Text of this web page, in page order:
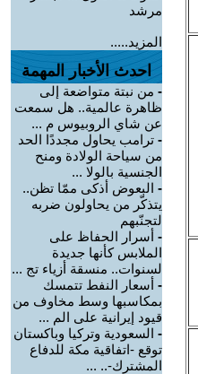
مرشد
المزيد.....
احدث الأخبار المهمة
- من نبتة متواضعة إلى
ظاهرة عالمية.. هل سمعت
عن شاي الروبيوس م ...
- ترامب يحاول مجددًا الحد
من سياحة الولادة ومنح
الجنسية بالولا ...
- البعوض أذكى ممّا تظن..
يتذكّر من يحاولون ضربه
لتجنّبهم
- أسرار الحفاظ على
الملابس كأنها جديدة
لسنوات.. منسقة أزياء تج ...
- أسعار النفط تتمسك
بمكاسبها وسط مخاوف من
قيود إيرانية على الم ...
- السعودية وتركيا وباكستان
توقع -اتفاقية مكة للدفاع
المشترك-.. ...